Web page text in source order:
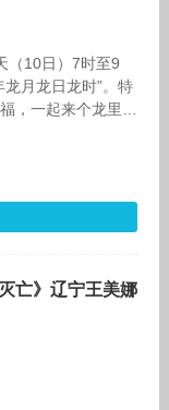
（10日）7时至9
月龙日龙时”。特
，一起来个龙里龙
亡》辽宁王美娜